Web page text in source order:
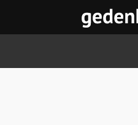
Zum Hauptinhalt springen
Zum Hauptmenü springen
Zu den Quicklinks springen
GEDENKORT -